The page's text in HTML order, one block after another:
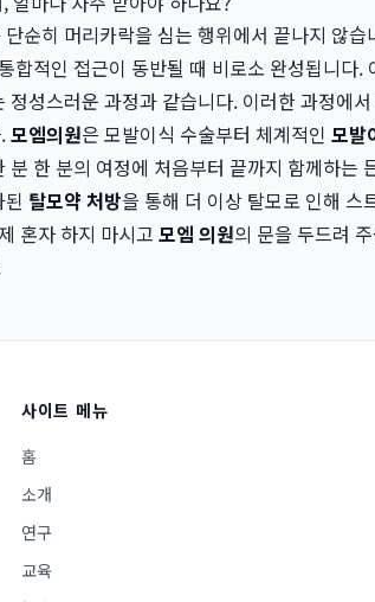
순히 머리카락을 심는 행위에서 끝나지 않
합적인 접근이 동반될 때 비로소 완성됩니다
성스러운 과정과 같습니다. 이러한 과정에
모엠의원은 모발이식 수술부터 체계적인 모발
한 분의 여정에 처음부터 끝까지 함께하는
탈모약 처방을 통해 더 이상 탈모로 인해 스
혼자 하지 마시고 모엠 의원의 문을 두드려
사이트 메뉴
홈
소개
연구
교육